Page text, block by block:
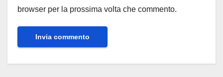
browser per la prossima volta che commento.